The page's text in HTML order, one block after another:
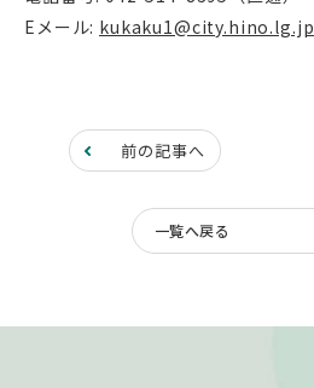
Eメール: kukaku1@city.hino.lg.jp
前の記事へ
一覧へ戻る